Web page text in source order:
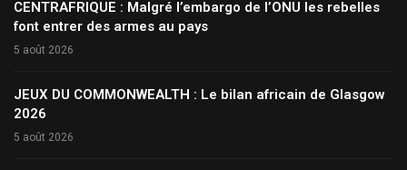
CENTRAFRIQUE : Malgré l’embargo de l’ONU les rebelles
font entrer des armes au pays
5 août 2026
JEUX DU COMMONWEALTH : Le bilan africain de Glasgow
2026
5 août 2026